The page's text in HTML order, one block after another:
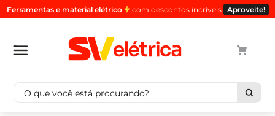
Ferramentas e material elétrico com descontos incríveis Aproveite!
O que você está procurando?